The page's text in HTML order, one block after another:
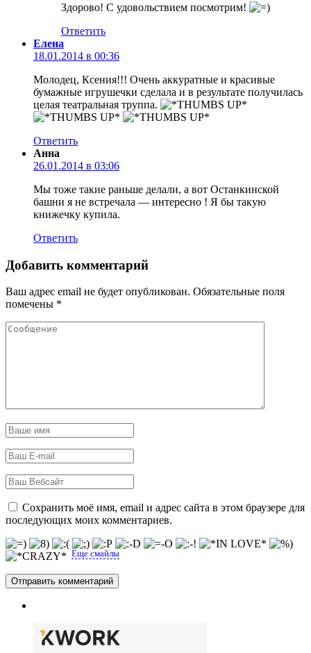
Здорово! С удовольствием посмотрим!
Ответить
Елена
18.01.2014 в 00:36
Молодец, Ксения!!! Очень аккуратные и красивые
бумажные игрушечки сделала и в результате получилась
целая театральная труппа.
Ответить
Анна
26.01.2014 в 03:06
Мы тоже такие раньше делали, а вот Останкинской
башни я не встречала — интересно ! Я бы такую
книжечку купила.
Ответить
Добавить комментарий
Ваш адрес email не будет опубликован. Обязательные поля
помечены *
Сохранить моё имя, email и адрес сайта в этом браузере для
последующих моих комментариев.
Еще смайлы